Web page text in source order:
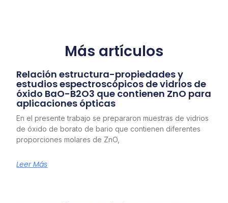
Más artículos
Relación estructura-propiedades y
estudios espectroscópicos de vidrios de
óxido BaO-B2O3 que contienen ZnO para
aplicaciones ópticas
En el presente trabajo se prepararon muestras de vidrios
de óxido de borato de bario que contienen diferentes
proporciones molares de ZnO,
Leer Más